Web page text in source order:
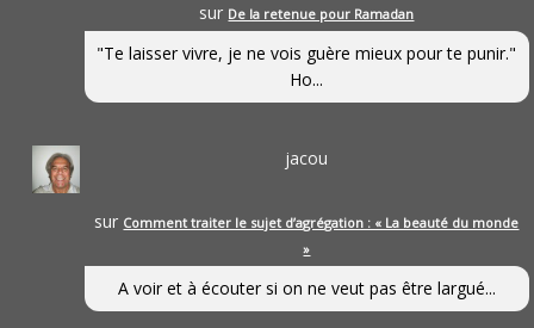
sur De la retenue pour Ramadan
"Te laisser vivre, je ne vois guère mieux pour te punir."
Ho...
jacou
sur Comment traiter le sujet d’agrégation : « La beauté du monde
»
A voir et à écouter si on ne veut pas être largué...